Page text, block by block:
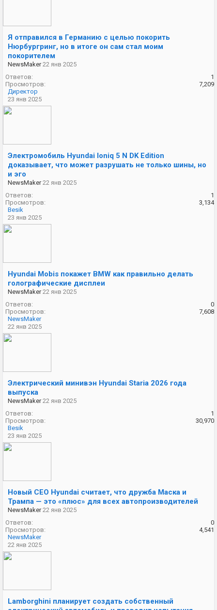
Я отправился в Германию с целью покорить
Нюрбургринг, но в итоге он сам стал моим
покорителем
NewsMaker 22 янв 2025
Ответов:
1
Просмотров:
7,209
Директор
23 янв 2025
Электромобиль Hyundai Ioniq 5 N DK Edition
доказывает, что может разрушать не только шины, но
и эго
NewsMaker 22 янв 2025
Ответов:
1
Просмотров:
3,134
Besik
23 янв 2025
Hyundai Mobis покажет BMW как правильно делать
голографические дисплеи
NewsMaker 22 янв 2025
Ответов:
0
Просмотров:
7,608
NewsMaker
22 янв 2025
Электрический минивэн Hyundai Staria 2026 года
выпуска
NewsMaker 22 янв 2025
Ответов:
1
Просмотров:
30,970
Besik
23 янв 2025
Новый CEO Hyundai считает, что дружба Маска и
Трампа — это «плюс» для всех автопроизводителей
NewsMaker 22 янв 2025
Ответов:
0
Просмотров:
4,541
NewsMaker
22 янв 2025
Lamborghini планирует создать собственный